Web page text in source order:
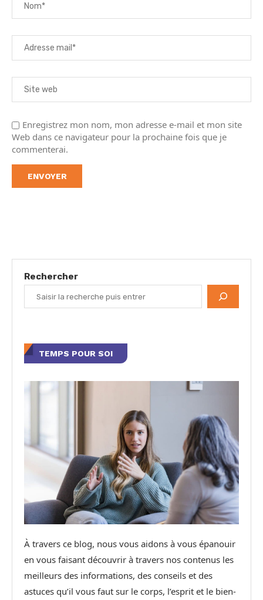
Enregistrez mon nom, mon adresse e-mail et mon site
Web dans ce navigateur pour la prochaine fois que je
commenterai.
Rechercher
TEMPS POUR SOI
À travers ce blog, nous vous aidons à vous épanouir
en vous faisant découvrir à travers nos contenus les
meilleurs des informations, des conseils et des
astuces qu’il vous faut sur le corps, l’esprit et le bien-